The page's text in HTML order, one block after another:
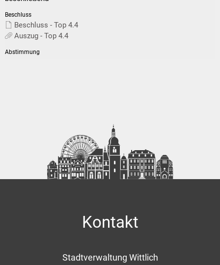
Beschluss - Top 4.4
Auszug - Top 4.4
Kontakt
Stadtverwaltung Wittlich